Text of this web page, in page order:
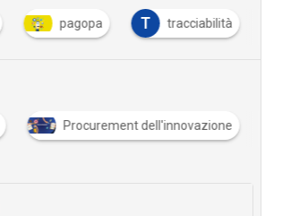
pagopa T tracciabilità
Procurement dell'innovazione